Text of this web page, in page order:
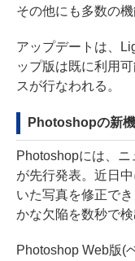
その他にも多数の
アップデートは、
ップ版は既に利用
スが行なわれる。
Photoshopの新機
Photoshopには、ニ
が先行発表。近日
いた写真を修正で
かな欠陥を数秒で検
Photoshop Web版(